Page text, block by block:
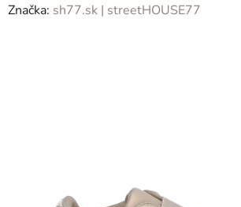
hodnotenie
Značka: sh77.sk | streetHOUSE77